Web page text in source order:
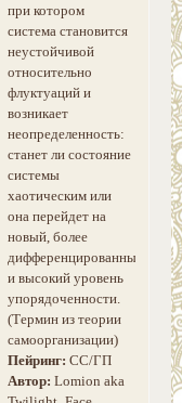
при котором
система становится
неустойчивой
относительно
флуктуаций и
возникает
неопределенность:
станет ли состояние
системы
хаотическим или
она перейдет на
новый, более
дифференцированный
и высокий уровень
упорядоченности.
(Термин из теории
самоорганизации)
Пейринг: СС/ГП
Автор: Lomion aka